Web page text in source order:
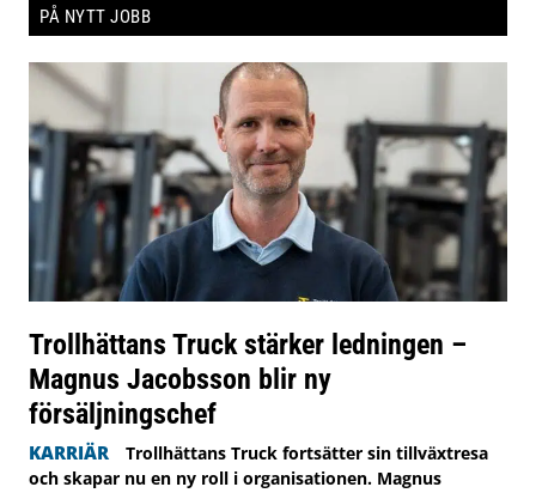
PÅ NYTT JOBB
Trollhättans Truck stärker ledningen –
Magnus Jacobsson blir ny
försäljningschef
KARRIÄR
Trollhättans Truck fortsätter sin tillväxtresa
och skapar nu en ny roll i organisationen. Magnus